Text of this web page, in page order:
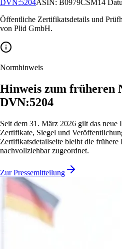
DVN:5204ASIN: B0979CSM14
Öffentliche Zertifikatsdetails und
von Plid GmbH.
Normhinweis
Hinweis zum früheren
DVN:5204
Seit dem 31. März 2026 gilt das
Zertifikate, Siegel und
Zertifikatsdetailseite bleibt die
nachvollziehbar zugeordnet.
Zur Pressemitteilung